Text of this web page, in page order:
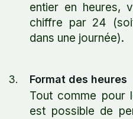
entier en heures,
chiffre par 24
dans une journée).
Format des heures
Tout comme pour
est possible de